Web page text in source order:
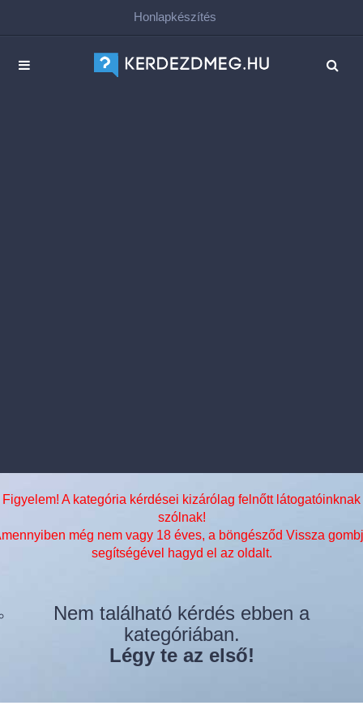
Honlapkészítés
Figyelem! A kategória kérdései kizárólag felnőtt látogatóinknak
szólnak!
még nem vagy 18 éves, a böngésződ Vissza
segítségével hagyd el az oldalt.
Nem található kérdés ebben a
kategóriában.
Légy te az első!